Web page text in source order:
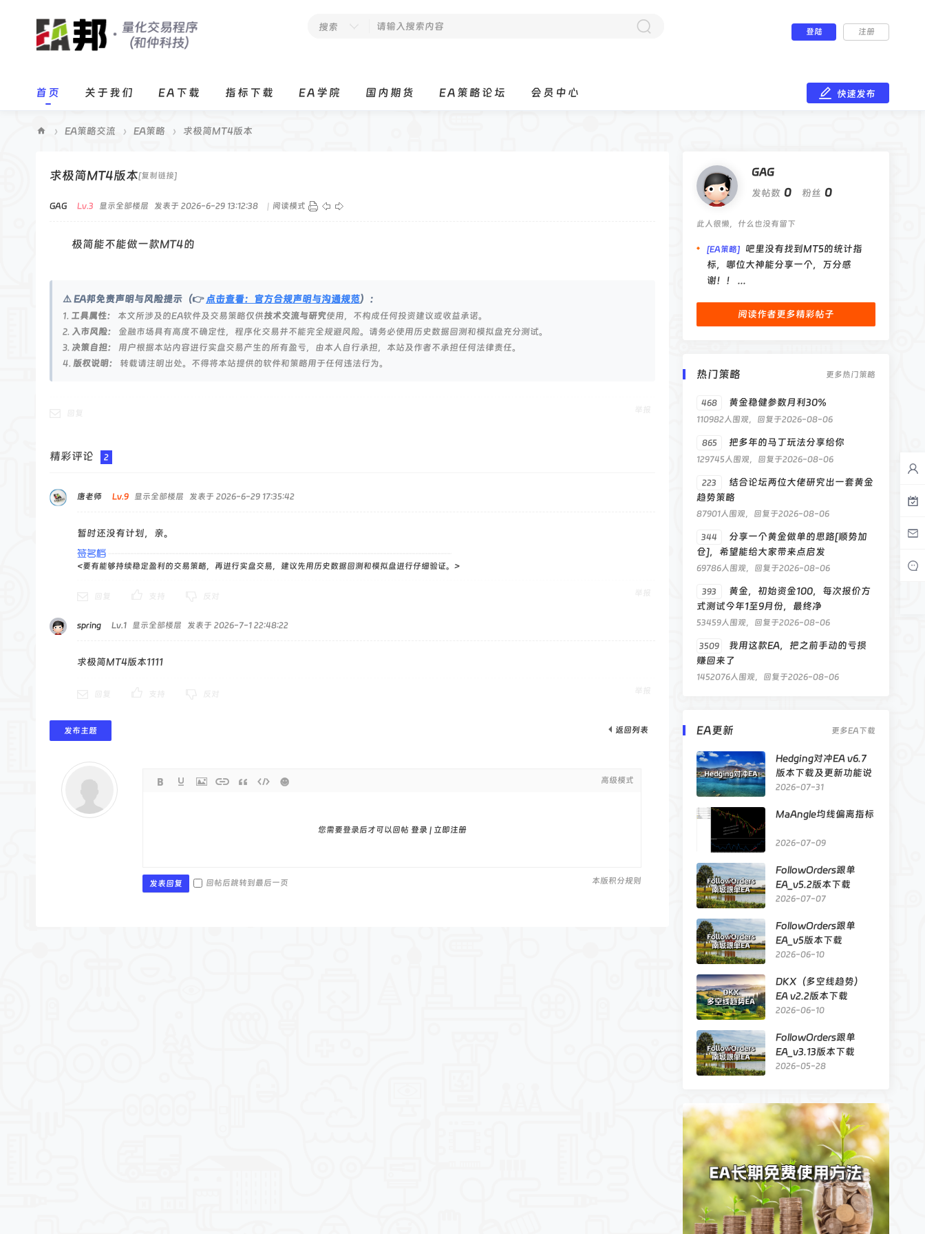
搜索 登陆 注册
首页 关于我们 EA下载 指标下载 EA学院 国内期货 EA策略论坛 会员中心 快速发布
› EA策略交流 › EA策略 › 求极简MT4版本
GAG
发帖数 0 粉丝 0
此人很懒，什么也没有留下
[EA策略]
吧里没有找到MT5的统计指
标，哪位大神能分享一个，万分感
谢！！ ...
阅读作者更多精彩帖子
热门策略 更多热门策略
468 黄金稳健参数月利30%
110982人围观，回复于2026-08-06
865 把多年的马丁玩法分享给你
129745人围观，回复于2026-08-06
223
结合论坛两位大佬研究出一套黄金
趋势策略
87901人围观，回复于2026-08-06
344
分享一个黄金做单的思路[顺势加
仓]，希望能给大家带来点启发
69786人围观，回复于2026-08-06
393
黄金，初始资金100，每次报价方
式测试今年1至9月份，最终净
53459人围观，回复于2026-08-06
3509
我用这款EA，把之前手动的亏损
赚回来了
1452076人围观，回复于2026-08-06
EA更新 更多EA下载
Hedging对冲EA v6.7
版本下载及更新功能说
明
2026-07-31
MaAngle均线偏离指标
2026-07-09
FollowOrders跟单
EA_v5.2版本下载
2026-07-07
FollowOrders跟单
EA_v5版本下载
2026-06-10
DKX（多空线趋势）
EA v2.2版本下载
2026-06-10
FollowOrders跟单
EA_v3.13版本下载
2026-05-28
求极简MT4版本[复制链接]
GAG Lv.3 显示全部楼层 发表于 2026-6-29 13:12:38 | 阅读模式
极简能不能做一款MT4的
⚠️ EA邦免责声明与风险提示（👉点击查看：官方合规声明与沟通规范）：
1. 工具属性： 本文所涉及的EA软件及交易策略仅供技术交流与研究使用，不构成任何投资建议或收益承诺。
2. 入市风险：
金融市场具有高度不确定性，程序化交易并不能完全规避风险。请务必使用历史数据回测和模拟盘充分测试。
3. 决策自担：
用户根据本站内容进行实盘交易产生的所有盈亏，由本人自行承担，本站及作者不承担任何法律责任。
4. 版权说明： 转载请注明出处。不得将本站提供的软件和策略用于任何违法行为。
精彩评论 2
唐老师 Lv.9 显示全部楼层 发表于 2026-6-29 17:35:42
暂时还没有计划，亲。
<要有能够持续稳定盈利的交易策略，再进行实盘交易，建议先用历史数据回测和模拟盘进行仔细验证。>
spring Lv.1 显示全部楼层 发表于 2026-7-1 22:48:22
求极简MT4版本1111
发布主题 返回列表
高级模式
您需要登录后才可以回帖 登录 | 立即注册
本版积分规则
发表回复 回帖后跳转到最后一页